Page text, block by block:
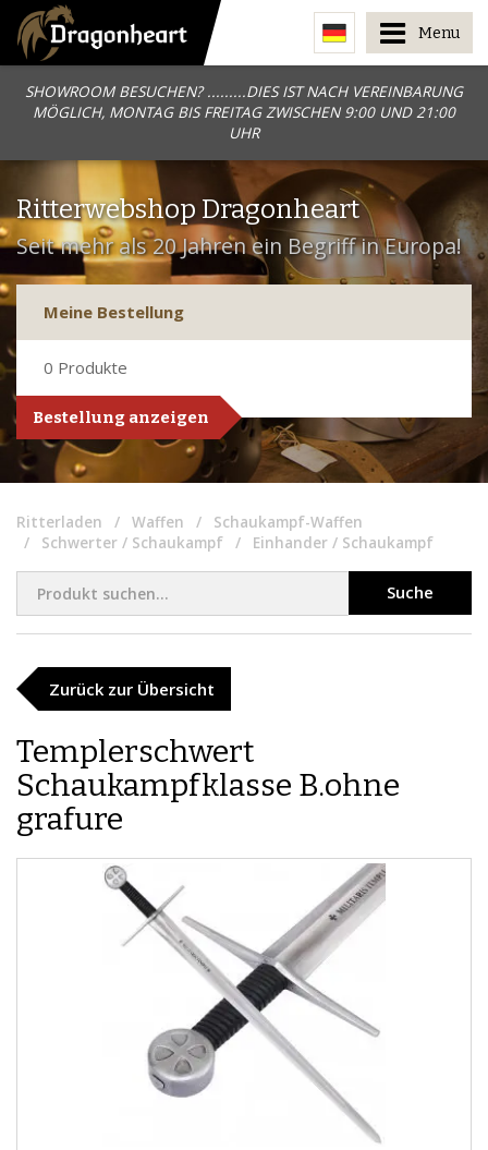
SHOWROOM BESUCHEN? .........DIES IST NACH VEREINBARUNG
MÖGLICH, MONTAG BIS FREITAG ZWISCHEN 9:00 UND 21:00
UHR
Menu
Ritterwebshop Dragonheart
Seit mehr als 20 Jahren ein Begriff in Europa!
Meine Bestellung
0 Produkte
Bestellung anzeigen
Ritterladen Waffen
Schaukampf-Waffen
Schwerter / Schaukampf
Einhander / Schaukampf
Suche
Zurück zur Übersicht
Templerschwert
Schaukampfklasse B.ohne
grafure